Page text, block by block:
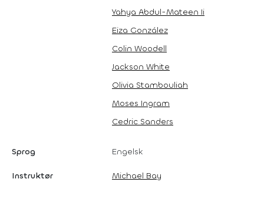
Yahya Abdul-Mateen Ii
Eiza González
Colin Woodell
Jackson White
Olivia Stambouliah
Moses Ingram
Cedric Sanders
Sprog Engelsk
Instruktør Michael Bay